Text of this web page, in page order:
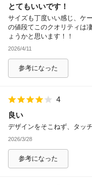
とてもいいです！
サイズも丁度いい感じ、ケ
の値段てこのクオリティは
ょうかと思います！！
2026/4/11
参考になった
4
良い
デザインをそこねず、タッ
2026/3/28
参考になった